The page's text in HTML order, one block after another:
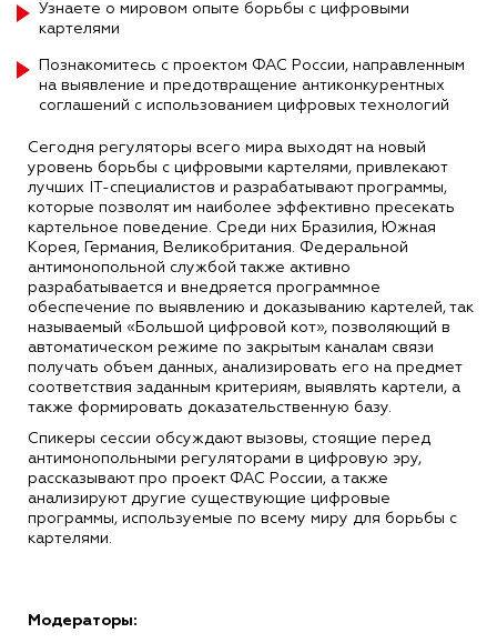
Узнаете о мировом опыте борьбы с цифровыми
картелями
Познакомитесь с проектом ФАС России, направленным
на выявление и предотвращение антиконкурентных
соглашений с использованием цифровых технологий
Сегодня регуляторы всего мира выходят на новый
уровень борьбы с цифровыми картелями, привлекают
лучших IT-специалистов и разрабатывают программы,
которые позволят им наиболее эффективно пресекать
картельное поведение. Среди них Бразилия, Южная
Корея, Германия, Великобритания. Федеральной
антимонопольной службой также активно
разрабатывается и внедряется программное
обеспечение по выявлению и доказыванию картелей, так
называемый «Большой цифровой кот», позволяющий в
автоматическом режиме по закрытым каналам связи
получать объем данных, анализировать его на предмет
соответствия заданным критериям, выявлять картели, а
также формировать доказательственную базу.
Спикеры сессии обсуждают вызовы, стоящие перед
антимонопольными регуляторами в цифровую эру,
рассказывают про проект ФАС России, а также
анализируют другие существующие цифровые
программы, используемые по всему миру для борьбы с
картелями.
Модераторы: